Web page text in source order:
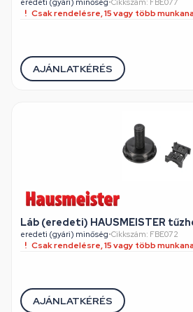
eredeti (gyári) minőség•Cikkszám: FBE077
Csak rendelésre, 15 vagy több
AJÁNLATKÉRÉS
Láb (eredeti) HAUSMEISTER
eredeti (gyári) minőség•Cikkszám: FBE072
Csak rendelésre, 15 vagy több
AJÁNLATKÉRÉS